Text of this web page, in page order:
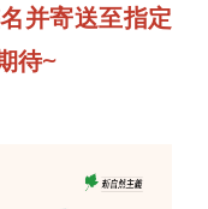
并寄送至指定
待~